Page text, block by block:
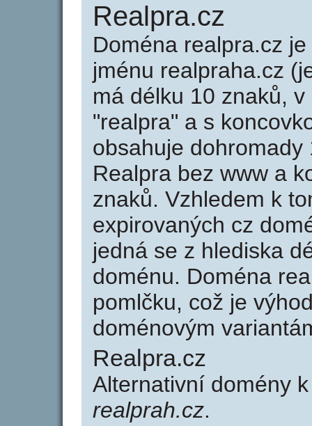
Realpra.cz
Doména realpra.cz
jménu realpraha.cz
má délku 10 znaků,
"realpra" a s
obsahuje
Realpra bez www a
znaků. Vzhledem k
expirovaných cz
jedná se z hlediska
doménu. Doména
pomlčku, což je
doménovým
Realpra.cz
Alternativní domény
realprah.cz.